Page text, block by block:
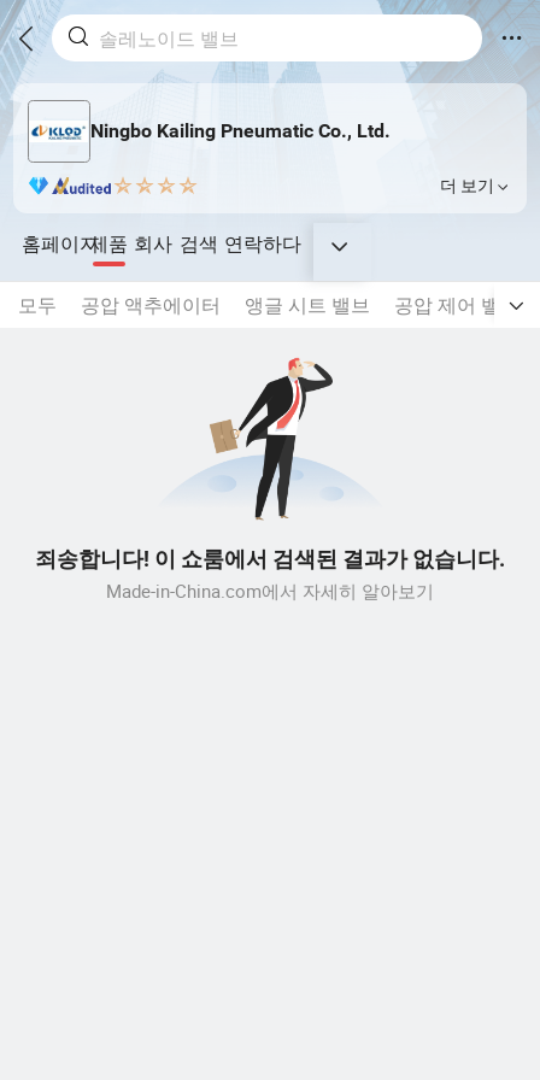
Ningbo Kailing Pneumatic Co., Ltd.
더 보기
홈페이지제품 회사 검색 연락하다
모두 공압 액추에이터 앵글 시트 밸브 공압 제어 밸브
죄송합니다! 이 쇼룸에서 검색된 결과가 없습니다.
Made-in-China.com에서 자세히 알아보기